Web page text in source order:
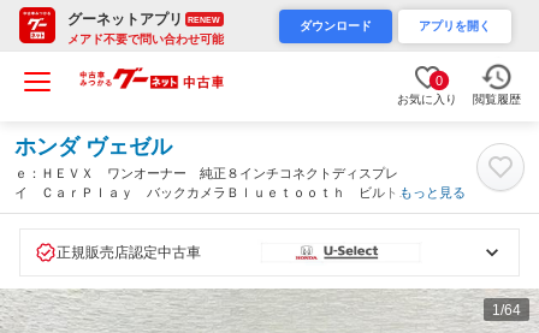
グーネットアプリ RENEW
メアド不要で問い合わせ可能
ダウンロード アプリを開く
0
お気に入り 閲覧履歴
ホンダ ヴェゼル
ｅ：ＨＥＶＸ ワンオーナー 純正８インチコネクトディスプレ
イ ＣａｒＰｌａｙ バックカメラＢｌｕｅｔｏｏｔｈ ビルトイ
ンＥＴＣ コーナーセンサー ＬＥＤヘッドライト フォグラン
もっと見る
正規販売店認定中古車
1 /64